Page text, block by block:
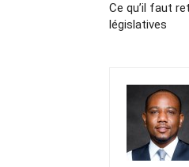
Ce qu’il faut
législatives